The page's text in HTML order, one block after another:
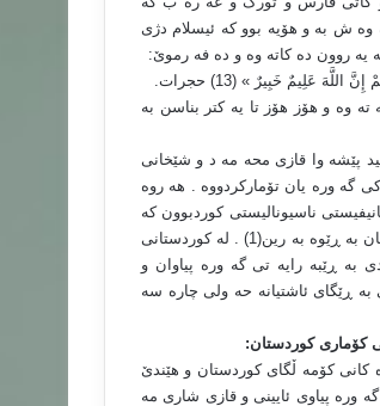
و‌ه ش به و هۆیه بوو که ئیسلام دژی
یه روون ده کاته وه و ده فه رموێ:
عَلِيمٌ خَبِيرٌ » (13) حجرات
.
ته وه و هۆز هۆز تا یه کتر بناسن به
پێشه وا قازی محه مه د و شێخانی
گه وره یان تۆمارکردووه . هه روه
ناسیونالیستی کوردبوون که
تێیدا ڕاده گه یه نن : نه ته وه ی کورد گه لێکی جیاوازه و ئێمه ده مانه وێ بۆ خۆمان کاروباری خۆمان به ڕێوه به رین(1) . له کوردستانی
ساڵی 1357دا ڕه وتی ئیسلامی کوردی به ڕێبه رایه تی گه وره پیاوان و
ڕێگای ئاشتیانه حه ولی چاره سه
کۆماری کوردستان:
موو چین و توێژه کانی کۆمه ڵگای کوردستان و هێندێ
وره پیاوی ئایینی و قازی شاری مه